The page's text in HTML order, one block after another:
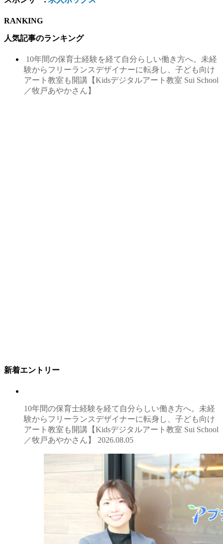
RANKING
人気記事のランキング
10年間の保育士経験を経て自分らしい働き方へ。未経
験からフリーランスデザイナーに転身し、子ども向け
アート教室も開講【Kidsデジタルアート教室 Sui School
／牧戸あやかさん】
新着エントリー
10年間の保育士経験を経て自分らしい働き方へ。未経
験からフリーランスデザイナーに転身し、子ども向け
アート教室も開講【Kidsデジタルアート教室 Sui School
／牧戸あやかさん】 2026.08.05